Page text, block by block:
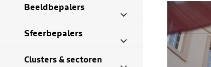
Beeldbepalers
Sfeerbepalers
Clusters & sectoren